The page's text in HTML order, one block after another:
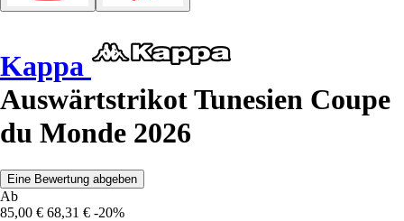
Kappa
Auswärtstrikot Tunesien Coupe
du Monde 2026
Eine Bewertung abgeben
Ab
85,00 € 68,31 € -20%